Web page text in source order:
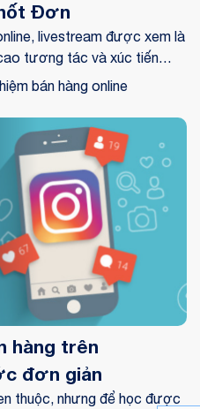
Đơn
livestream được xem là
tương tác và xúc tiến
mới khởi đầu tiêu dùng
ít cạnh tranh khi phân
bán hàng online để hỗ trợ cho
viết này để biết được
đầu tiêu dùng phần mềm
biết nhé!
bán hàng online
hàng trên
đơn giản
thuộc, nhưng để học được